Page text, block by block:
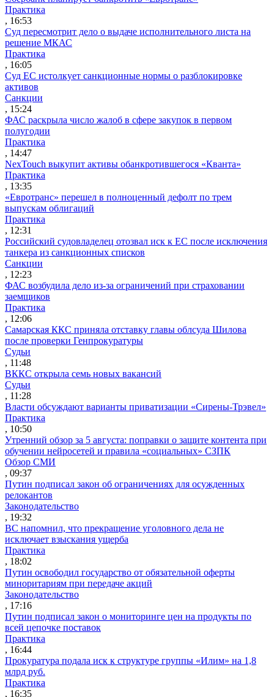
Практика
, 16:53
Суд пересмотрит дело о выдаче исполнительного листа на
решение МКАС
Практика
, 16:05
Суд ЕС истолкует санкционные нормы о разблокировке
активов
Санкции
, 15:24
ФАС раскрыла число жалоб в сфере закупок в первом
полугодии
Практика
, 14:47
NexTouch выкупит активы обанкротившегося «Кванта»
Практика
, 13:35
«Евротранс» перешел в полноценный дефолт по трем
выпускам облигаций
Практика
, 12:31
Российский судовладелец отозвал иск к ЕС после исключения
танкера из санкционных списков
Санкции
, 12:23
ФАС возбудила дело из-за ограничений при страховании
заемщиков
Практика
, 12:06
Самарская ККС приняла отставку главы облсуда Шилова
после проверки Генпрокуратуры
Судьи
, 11:48
ВККС открыла семь новых вакансий
Судьи
, 11:28
Власти обсуждают варианты приватизации «Сирены-Трэвел»
Практика
, 10:50
Утренний обзор за 5 августа: поправки о защите контента при
обучении нейросетей и правила «социальных» СЗПК
Обзор СМИ
, 09:37
Путин подписал закон об ограничениях для осужденных
релокантов
Законодательство
, 19:32
ВС напомнил, что прекращение уголовного дела не
исключает взыскания ущерба
Практика
, 18:02
Путин освободил государство от обязательной оферты
миноритариям при передаче акций
Законодательство
, 17:16
Путин подписал закон о мониторинге цен на продукты по
всей цепочке поставок
Практика
, 16:44
Прокуратура подала иск к структуре группы «Илим» на 1,8
млрд руб.
Практика
, 16:35